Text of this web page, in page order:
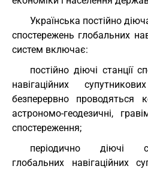
Українська постійно
спостережень глобальних
систем включає:
постійно діючі станції
навігаційних
безперервно проводяться
астрономо-геодезичні,
спостереження;
періодично діючі
глобальних навігаційних